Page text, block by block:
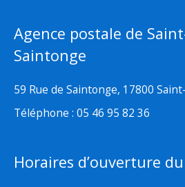
Agence postale de
Saintonge
59 Rue de Saintonge, 17800
Téléphone : 05 46 95 82 36
Horaires d’ouverture